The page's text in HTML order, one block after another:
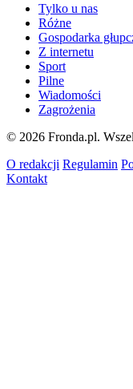
Tylko u nas
Różne
Gospodarka
Z internetu
Sport
Pilne
Wiadomości
Zagrożenia
© 2026 Fronda.pl.
O redakcji Regulamin
Kontakt